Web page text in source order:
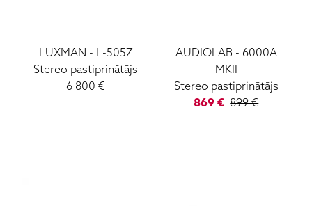
LUXMAN - L-505Z
Stereo pastiprinātājs
6 800 €
AUDIOLAB- 6000A
MKII
Stereo pastiprinātājs
869 € 899€